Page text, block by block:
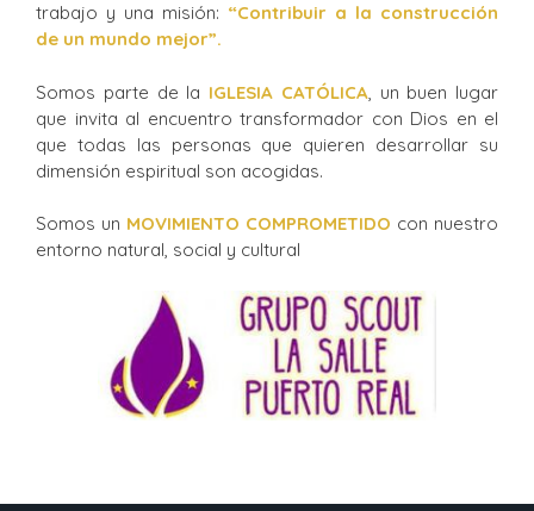
trabajo y una misión: “Contribuir a la construcción
de un mundo mejor”.
Somos parte de la IGLESIA CATÓLICA, un buen lugar
que invita al encuentro transformador con Dios en el
que todas las personas que quieren desarrollar su
dimensión espiritual son acogidas.
Somos un MOVIMIENTO COMPROMETIDO con nuestro
entorno natural, social y cultural